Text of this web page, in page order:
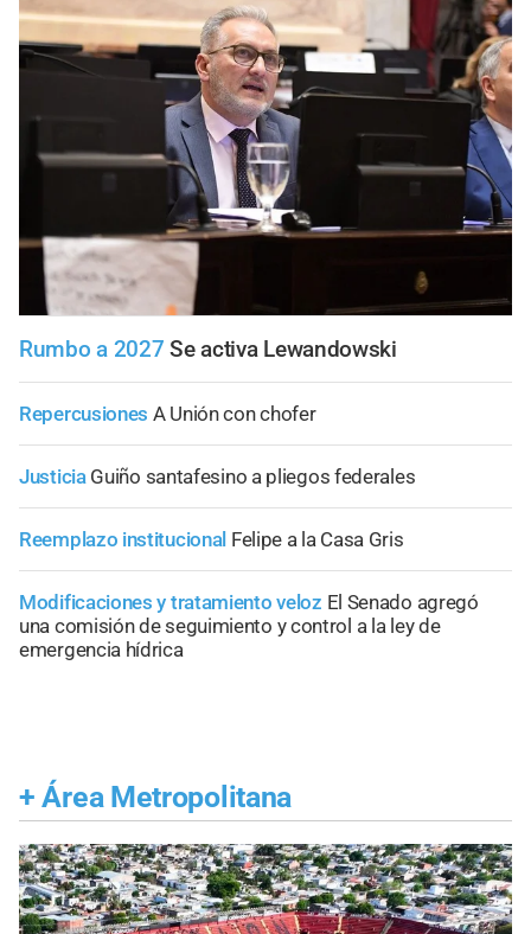
Rumbo a 2027 Se activa Lewandowski
Repercusiones A Unión con chofer
Justicia Guiño santafesino a pliegos federales
Reemplazo institucional Felipe a la Casa Gris
Modificaciones y tratamiento veloz El Senado agregó
una comisión de seguimiento y control a la ley de
emergencia hídrica
+ Área Metropolitana